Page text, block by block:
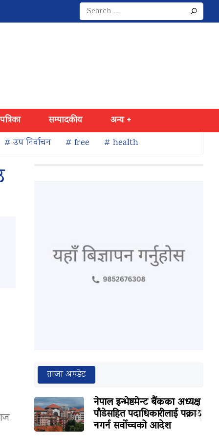
Search
for:
सम्पादकीय
अन्य +
# उप निर्वाचन
# free # health
ताजा अपडेट
१
नेपाल इन्भेष्टमेन्ट बैंकका अध्यक्ष
पाँडेसहित पदाधिकारीलाई पक्राउ
नगर्न सर्वोच्चको आदेश